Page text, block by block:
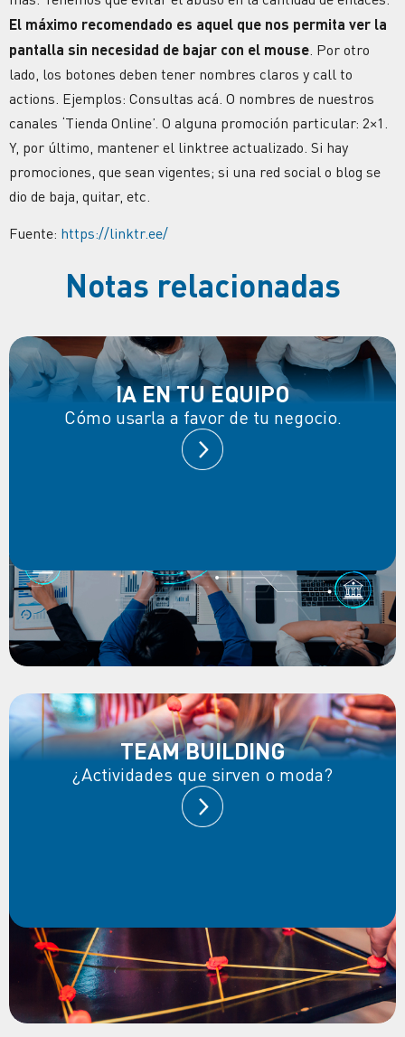
El máximo recomendado es aquel que nos permita ver la
pantalla sin necesidad de bajar con el mouse . Por otro
lado, los botones deben tener nombres claros y call to
actions. Ejemplos: Consultas acá. O nombres de nuestros
canales ‘Tienda Online’. O alguna promoción particular: 2×1.
Y, por último, mantener el linktree actualizado. Si hay
promociones, que sean vigentes; si una red social o blog se
dio de baja, quitar, etc.
Fuente: https://linktr.ee/
Notas relacionadas
IA EN TU EQUIPO
Cómo usarla a favor de tu negocio.
TEAM BUILDING
¿Actividades que sirven o moda?